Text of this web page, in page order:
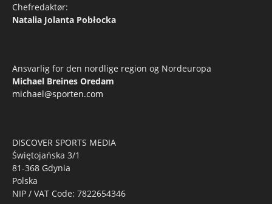
Chefredaktør:
Natalia Jolanta Pobłocka
Ansvarlig for den nordlige region og Nordeuropa
Michael Breines Oredam
michael@sporten.com
DISCOVER SPORTS MEDIA
Świętojańska 3/1
81-368 Gdynia
Polska
NIP / VAT Code: 7822654346